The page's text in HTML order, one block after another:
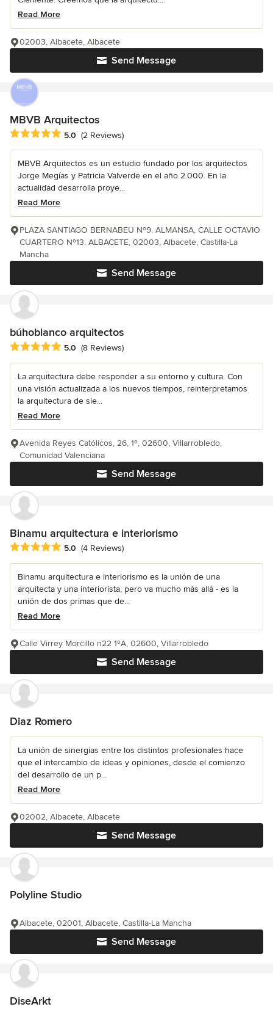
Read More
Send Message
02003, Albacete, Albacete
MBVB Arquitectos
Average rating: 5 out of 5 stars
5.0 (2 Reviews)
MBVB Arquitectos es un estudio fundado por los arquitectos
Jorge Megías y Patricia Valverde en el año 2.000. En la
actualidad desarrolla proye...
Read More
Send Message
PLAZA SANTIAGO BERNABEU Nº9. ALMANSA, CALLE OCTAVIO
CUARTERO Nº13. ALBACETE, 02003, Albacete, Castilla-La
Mancha
búhoblanco arquitectos
Average rating: 5 out of 5 stars
5.0 (8 Reviews)
La arquitectura debe responder a su entorno y cultura. Con
una visión actualizada a los nuevos tiempos, reinterpretamos
la arquitectura de sie...
Read More
Send Message
Avenida Reyes Católicos, 26, 1º, 02600, Villarrobledo,
Comunidad Valenciana
Binamu arquitectura e interiorismo
Average rating: 5 out of 5 stars
5.0 (4 Reviews)
Binamu arquitectura e interiorismo es la unión de una
arquitecta y una interiorista, pero va mucho más allá - es la
unión de dos primas que de...
Read More
Send Message
Calle Virrey Morcillo n22 1ºA, 02600, Villarrobledo
Diaz Romero
La unión de sinergias entre los distintos profesionales hace
que el intercambio de ideas y opiniones, desde el comienzo
del desarrollo de un p...
Read More
Send Message
02002, Albacete, Albacete
Polyline Studio
Send Message
Albacete, 02001, Albacete, Castilla-La Mancha
DiseArkt